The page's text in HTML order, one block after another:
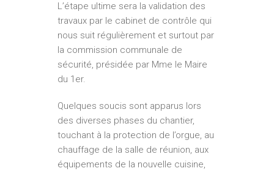
L’étape ultime sera la validation des
travaux par le cabinet de contrôle qui
nous suit régulièrement et surtout par
la commission communale de
sécurité, présidée par Mme le Maire
du 1er.
Quelques soucis sont apparus lors
des diverses phases du chantier,
touchant à la protection de l’orgue, au
chauffage de la salle de réunion, aux
équipements de la nouvelle cuisine,